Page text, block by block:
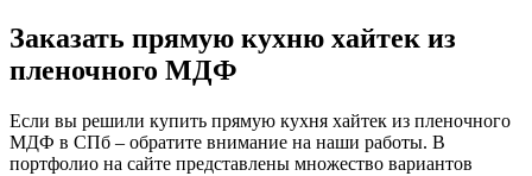
Заказать прямую кухню хайтек из
пленочного МДФ
Если вы решили купить прямую кухня хайтек из пленочного
МДФ в СПб – обратите внимание на наши работы. В
портфолио на сайте представлены множество вариантов